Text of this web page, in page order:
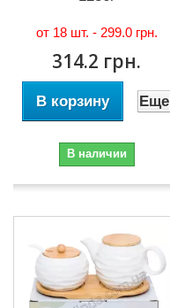
от 18 шт. - 299.0 грн.
314.2 грн.
В корзину Еще
В наличии